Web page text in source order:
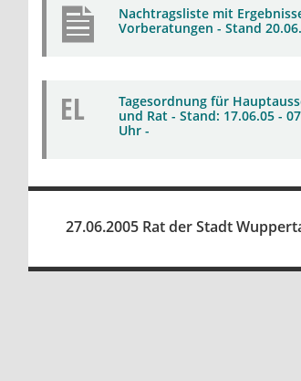
Nachtragsliste mit
Vorberatungen - Stand
EL
Tagesordnung für
und Rat - Stand: 17.06.05 -
Uhr -
27.06.2005 Rat der Stadt